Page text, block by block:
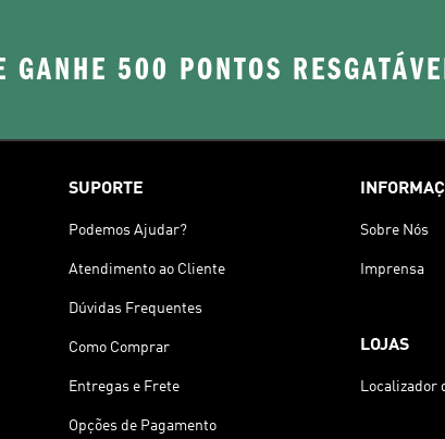
500 PONTOS
SUPORTE
Podemos Ajudar?
Atendimento ao Cliente
Dúvidas Frequentes
Como Comprar
Entregas e Frete
Opções de Pagamento
Sobre Nós
Imprensa
LOJAS
Localizador